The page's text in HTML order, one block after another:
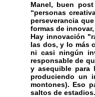
Manel, buen
“personas
perseverancia
formas de
Hay innovación
las dos, y lo más
ni casi ningún
responsable de
y asequible para
produciendo un
montones). Eso
saltos de estadios.